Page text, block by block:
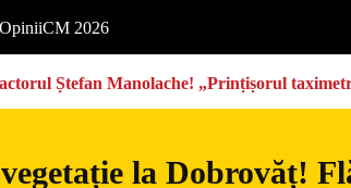
OpiniiCM 2026
Ștefan Manolache! „Prințișorul
la Dobrovăț!